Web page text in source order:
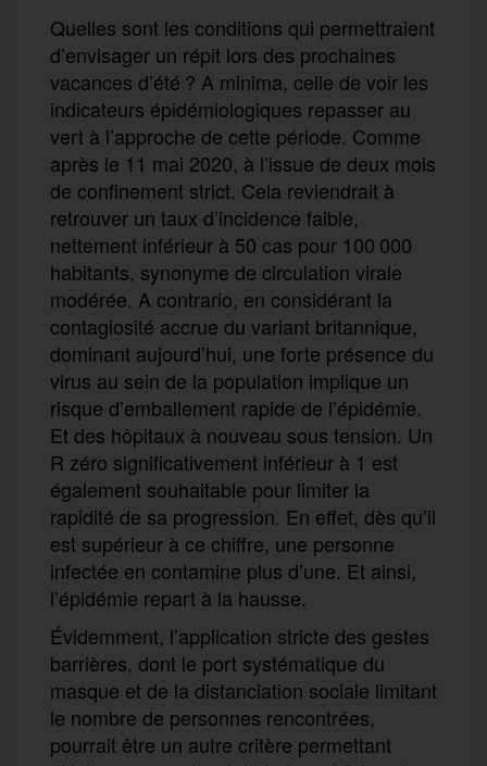
Quelles sont les conditions qui permettraient
d’envisager un répit lors des prochaines
vacances d’été ? A minima, celle de voir les
indicateurs épidémiologiques repasser au
vert à l’approche de cette période. Comme
après le 11 mai 2020, à l’issue de deux mois
de confinement strict. Cela reviendrait à
retrouver un taux d’incidence faible,
nettement inférieur à 50 cas pour 100 000
habitants, synonyme de circulation virale
modérée. A contrario, en considérant la
contagiosité accrue du variant britannique,
dominant aujourd’hui, une forte présence du
virus au sein de la population implique un
risque d’emballement rapide de l’épidémie.
Et des hôpitaux à nouveau sous tension. Un
R zéro significativement inférieur à 1 est
également souhaitable pour limiter la
rapidité de sa progression. En effet, dès qu’il
est supérieur à ce chiffre, une personne
infectée en contamine plus d’une. Et ainsi,
l’épidémie repart à la hausse.
Évidemment, l’application stricte des gestes
barrières, dont le port systématique du
masque et de la distanciation sociale limitant
le nombre de personnes rencontrées,
pourrait être un autre critère permettant